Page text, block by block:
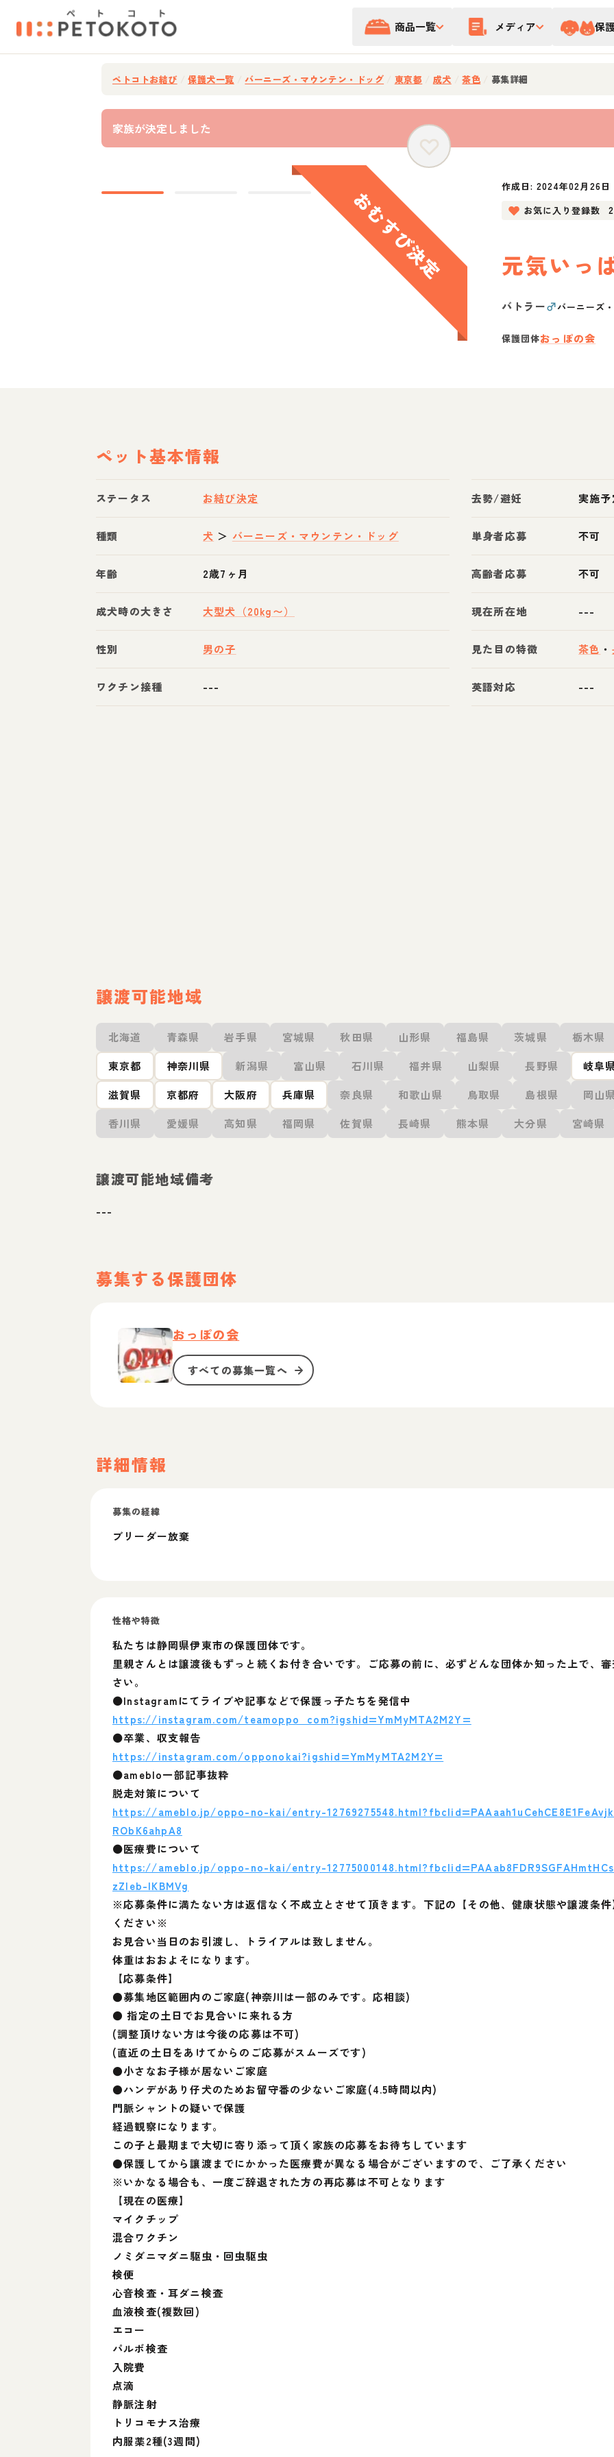
商品一覧 メディア 保
ペトコトお結び 保護犬一覧 バーニーズ・マウンテン・ドッグ 東京都 成犬 茶色 募集詳細
家族が決定しました
作成日:2024年02月26日
お気に入り登録数
元気いっ
バトラー♂バーニーズ
保護団体おっぽの会
ペット基本情報
ステータス お結び決定
種類 犬 ＞ バーニーズ・マウンテン・ドッグ
年齢 2歳7ヶ月
成犬時の大きさ 大型犬（20kg〜）
性別 男の子
ワクチン接種 ---
去勢/避妊 実施
単身者応募 不可
高齢者応募 不可
現在所在地 ---
見た目の特徴 茶色 ・
英語対応 ---
譲渡可能地域
北海道 青森県 岩手県 宮城県 秋田県 山形県 福島県 茨城県
栃木県
東京都
神奈川県 新潟県 富山県 石川県 福井県 山梨県 長野県
岐阜
滋賀県
京都府 大阪府 兵庫県 奈良県 和歌山県 鳥取県 島根県
岡山
香川県
愛媛県 高知県 福岡県 佐賀県 長崎県 熊本県 大分県 宮崎県
譲渡可能地域備考
---
募集する保護団体
おっぽの会
すべての募集一覧へ
詳細情報
募集の経緯
ブリーダー放棄
性格や特徴
私たちは静岡県伊東市の保護団体です。
里親さんとは譲渡後もずっと続くお付き合いです。ご応募の前に、必ずどんな団体か知った上で、
さい。
⚫Instagramにてライブや記事などで保護っ子たちを発信中
https://instagram.com/teamoppo_com?igshid=YmMyMTA2M2Y=
⚫卒業、収支報告
https://instagram.com/opponokai?igshid=YmMyMTA2M2Y=
⚫ameblo一部記事抜粋
脱走対策について
https://ameblo.jp/oppo-no-kai/entry-
RObK6ahpA8
⚫医療費について
https://ameblo.jp/oppo-no-kai/entry-
zZIeb-IKBMVg
※応募条件に満たない方は返信なく不成立とさせて頂きます。下記の【その他、健康状態や譲渡条
ください※
お見合い当日のお引渡し、トライアルは致しません。
体重はおおよそになります。
【応募条件】
●募集地区範囲内のご家庭(神奈川は一部のみです。応相談)
● 指定の土日でお見合いに来れる方
(調整頂けない方は今後の応募は不可)
(直近の土日をあけてからのご応募がスムーズです)
●小さなお子様が居ないご家庭
●ハンデがあり仔犬のためお留守番の少ないご家庭(4.5時間以内)
門脈シャントの疑いで保護
経過観察になります。
この子と最期まで大切に寄り添って頂く家族の応募をお待ちしています
●保護してから讓渡までにかかった医療費が異なる場合がございますので、ご了承ください
※いかなる場合も、一度ご辞退された方の再応募は不可となります
【現在の医療】
マイクチップ
混合ワクチン
ノミダニマダニ駆虫・回虫駆虫
検便
心音検査・耳ダニ検査
血液検査(複数回)
エコー
パルボ検査
入院費
点滴
静脈注射
トリコモナス治療
内服薬2種(3週間)